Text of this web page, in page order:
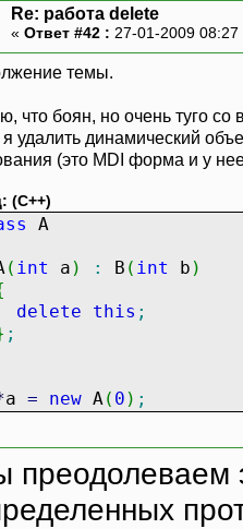
Re: работа delete
« Ответ #42 : 27-01-2009
темы.
что боян, но очень туго со
удалить динамический
(это MDI форма и у
(C++)
A
( int a ) : B ( int b )
delete
this ;
;
a = new A ( 0 ) ;
преодолеваем